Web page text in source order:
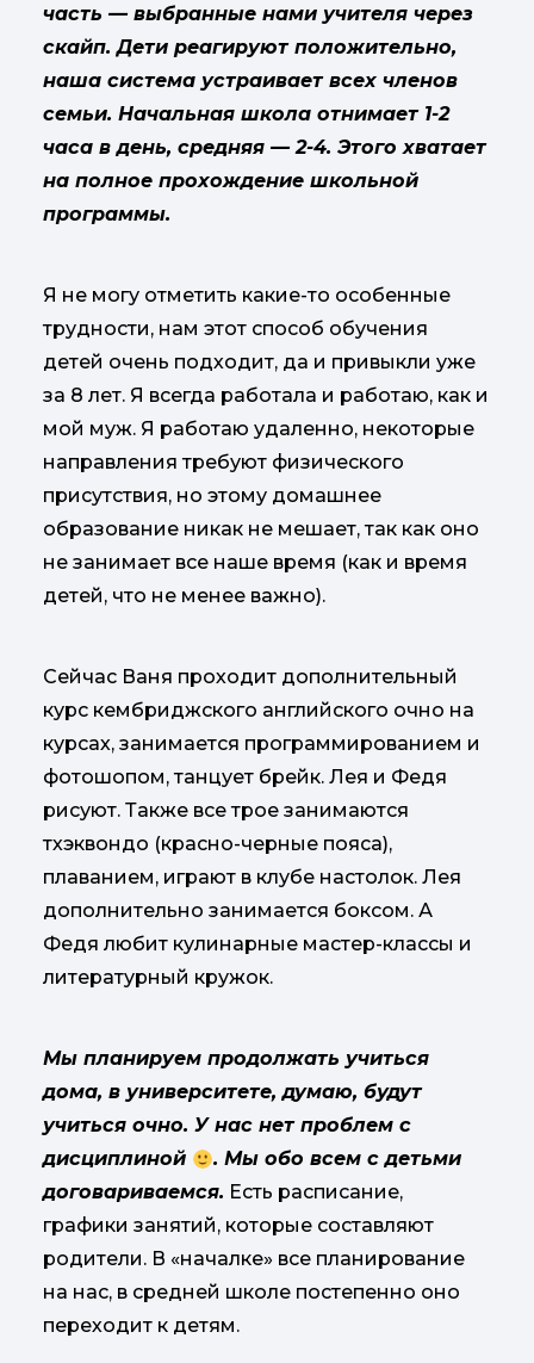
часть — выбранные нами учителя через
скайп. Дети реагируют положительно,
наша система устраивает всех членов
семьи. Начальная школа отнимает 1-2
часа в день, средняя — 2-4. Этого хватает
на полное прохождение школьной
программы.
Я не могу отметить какие-то особенные
трудности, нам этот способ обучения
детей очень подходит, да и привыкли уже
за 8 лет. Я всегда работала и работаю, как и
мой муж. Я работаю удаленно, некоторые
направления требуют физического
присутствия, но этому домашнее
образование никак не мешает, так как оно
не занимает все наше время (как и время
детей, что не менее важно).
Сейчас Ваня проходит дополнительный
курс кембриджского английского очно на
курсах, занимается программированием и
фотошопом, танцует брейк. Лея и Федя
рисуют. Также все трое занимаются
тхэквондо (красно-черные пояса),
плаванием, играют в клубе настолок. Лея
дополнительно занимается боксом. А
Федя любит кулинарные мастер-классы и
литературный кружок.
Мы планируем продолжать учиться
дома, в университете, думаю, будут
учиться очно. У нас нет проблем с
дисциплиной
. Мы обо всем с детьми
договариваемся. Есть расписание,
графики занятий, которые составляют
родители. В «началке» все планирование
на нас, в средней школе постепенно оно
переходит к детям.